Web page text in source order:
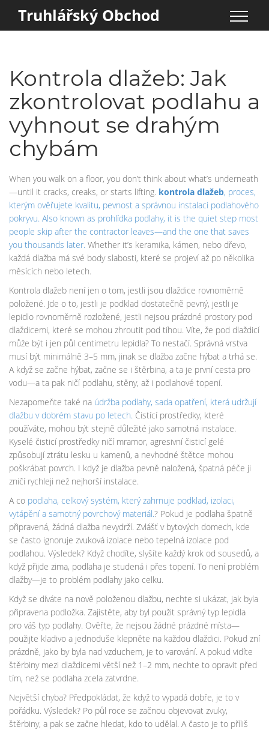
Truhlářský Obchod
Kontrola dlažeb: Jak
zkontrolovat podlahu a
vyhnout se drahým
chybám
When you walk on a floor, you don’t think about what’s underneath
—until it cracks, creaks, or starts lifting. kontrola dlažeb, proces,
kterým ověřujete kvalitu, pevnost a správnou instalaci podlahového
pokryvu. Also known as prohlídka podlahy, it is the quiet step most
people skip after the contractor leaves—and the one that saves
you thousands later. Whether it’s keramika, kámen, nebo dřevo,
každá dlažba má své body slabosti, které se projeví až po několika
měsících nebo letech.
Kontrola dlažeb není jen o tom, jestli jsou dlaždice rovnoměrně
položené. Jde o to, jestli je podklad dostatečně pevný, jestli je
lepidlo rovnoměrně rozložené, jestli nejsou prázdné prostory pod
dlaždicemi, které se mohou zhroutit pod tíhou. Víte, že pod dlaždicí
může být i jen půl centimetru lepidla? To nestačí. Správná vrstva
musí být minimálně 3–5 mm, jinak se dlažba začne hýbat a trhá se.
A když se začne hýbat, začne se i štěrbina, a ta je první cesta pro
vodu—a ta pak ničí podlahu, stěny, až i podlahové topení.
Nezapomeňte také na údržba podlahy, sada opatření, která udržují
dlažbu v dobrém stavu po letech. Čistící prostředky, které
používáte, mohou být stejně důležité jako samotná instalace.
Kyselé čisticí prostředky ničí mramor, agresivní čisticí gelé
způsobují ztrátu lesku u kamenů, a nevhodné štětce mohou
poškrábat povrch. I když je dlažba pevně naložená, špatná péče ji
zničí rychleji než nejhorší instalace.
A co podlaha, celkový systém, který zahrnuje podklad, izolaci,
vytápění a samotný povrchový materiál.? Pokud je podlaha špatně
připravená, žádná dlažba nevydrží. Zvlášť v bytových domech, kde
se často ignoruje zvuková izolace nebo tepelná izolace pod
podlahou. Výsledek? Když chodíte, slyšíte každý krok od sousedů, a
když přijde zima, podlaha je studená i přes topení. To není problém
dlažby—je to problém podlahy jako celku.
Když se díváte na nově položenou dlažbu, nechte si ukázat, jak byla
připravena podložka. Zajistěte, aby byl použit správný typ lepidla
pro váš typ podlahy. Ověřte, že nejsou žádné prázdné místa—
použijte kladivo a jednoduše klepněte na každou dlaždici. Pokud zní
prázdně, jako by byla nad vzduchem, je to varování. A pokud vidíte
štěrbiny mezi dlaždicemi větší než 1–2 mm, nechte to opravit před
tím, než se podlaha zcela zatvrdne.
Největší chyba? Předpokládat, že když to vypadá dobře, je to v
pořádku. Výsledek? Po půl roce se začnou objevovat zvuky,
štěrbiny, a pak se začne hledat, kdo to udělal. A často je to příliš